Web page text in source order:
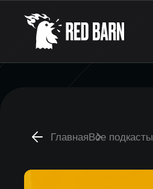
ГлавнаяВсе подкасты